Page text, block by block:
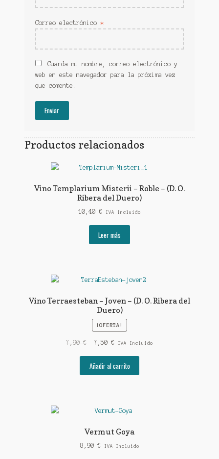
Correo electrónico *
Guarda mi nombre, correo electrónico y
web en este navegador para la próxima vez
que comente.
Productos relacionados
Vino Templarium Misterii – Roble – (D. O.
Ribera del Duero)
10,40 € IVA Incluido
Leer más
Vino Terraesteban – Joven – (D. O. Ribera del
Duero)
¡OFERTA!
7,90€
El
original
era:
7,50€ El
actual
es:
IVA Incluido
Añadir al carrito
Vermut Goya
8,90 € IVA Incluido